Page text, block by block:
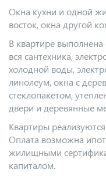
Окна кухни и одной
восток, окна другой
В квартире
вся сантехника,
холодной воды,
линолеум, окна с
стеклопакетом,
двери и деревянные
Квартиры
Оплата возможна
жилищными
капиталом.